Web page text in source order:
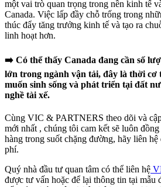
một vai trò quan trọng trong nền kinh tế
Canada. Việc lấp đầy chỗ trống trong
thúc đẩy tăng trưởng kinh tế và tạo ra
linh hoạt hơn.
➡️ Có thể thấy Canada đang cần số
lớn trong ngành vận tải, đây là thời cơ
muốn sinh sống và phát triển tại đất
nghề tài xế.
Cùng VIC & PARTNERS theo dõi và
mới nhất , chúng tôi cam kết sẽ luôn
hàng trong suốt chặng đường, hãy liên
phí.
Quý nhà đầu tư quan tâm có thể liên hệ
được tư vấn hoặc để lại thông tin tại mẫu